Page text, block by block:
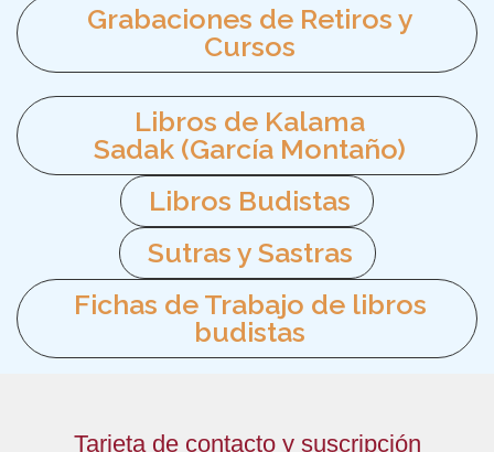
Grabaciones de Retiros y
Cursos
Libros de Kalama
Sadak (García Montaño)
Libros Budistas
Sutras y Sastras
Fichas de Trabajo de libros
budistas
Tarjeta de contacto y suscripción